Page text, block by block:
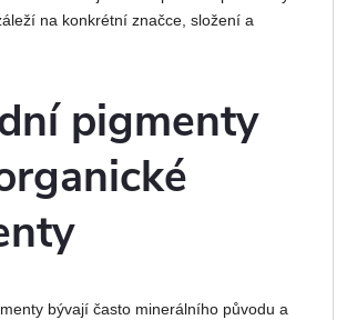
na konkrétní značce, složení a
pigmenty
bývají často minerálního původu a